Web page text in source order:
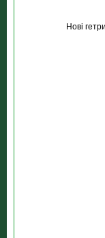
Новi